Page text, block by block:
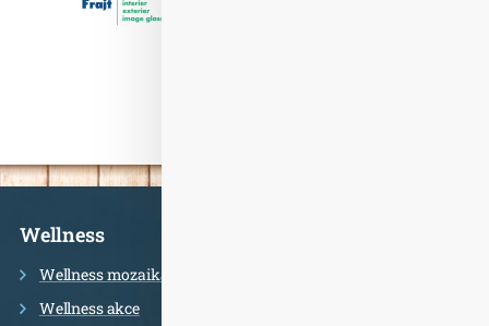
Informace
Wellness
Wellness mozaika
Wellness akce